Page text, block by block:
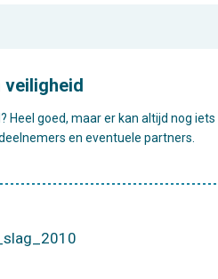
veiligheid
Heel goed, maar er kan altijd nog
en eventuele partners.